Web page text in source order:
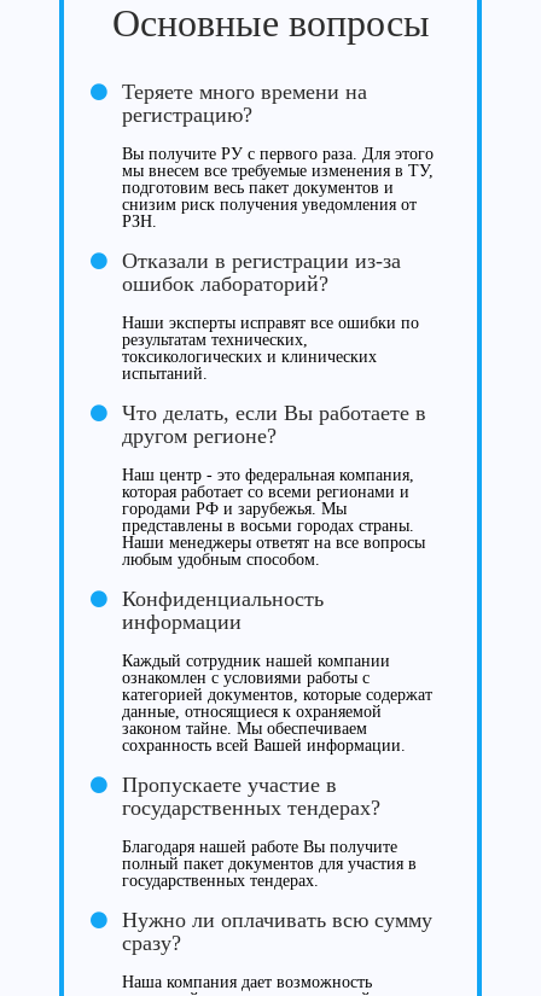
Основные вопросы
Теряете много времени на
регистрацию?
Вы получите РУ с первого раза. Для этого
мы внесем все требуемые изменения в ТУ,
подготовим весь пакет документов и
снизим риск получения уведомления от
РЗН.
Отказали в регистрации из-за
ошибок лабораторий?
Наши эксперты исправят все ошибки по
результатам технических,
токсикологических и клинических
испытаний.
Что делать, если Вы работаете в
другом регионе?
Наш центр - это федеральная компания,
которая работает со всеми регионами и
городами РФ и зарубежья. Мы
представлены в восьми городах страны.
Наши менеджеры ответят на все вопросы
любым удобным способом.
Конфиденциальность
информации
Каждый сотрудник нашей компании
ознакомлен с условиями работы с
категорией документов, которые содержат
данные, относящиеся к охраняемой
законом тайне. Мы обеспечиваем
сохранность всей Вашей информации.
Пропускаете участие в
государственных тендерах?
Благодаря нашей работе Вы получите
полный пакет документов для участия в
государственных тендерах.
Нужно ли оплачивать всю сумму
сразу?
Наша компания дает возможность